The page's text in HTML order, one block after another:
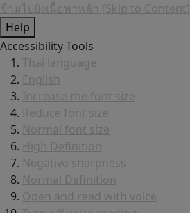
ข้ามไปยังเนื้อหาหลัก (Skip to Content)
Help
Accessibility Tools
Thai language
English
Increase the font size
Reduce font size
Normal font size
High Definition
Negative sharpness
Normal Definition
Open and read with voice